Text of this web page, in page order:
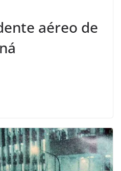
aéreo de